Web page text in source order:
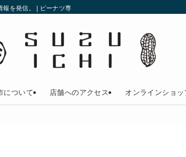
を発信。 | ピーナツ専門店の鈴市
について 店舗へのアクセス オンラインショッ